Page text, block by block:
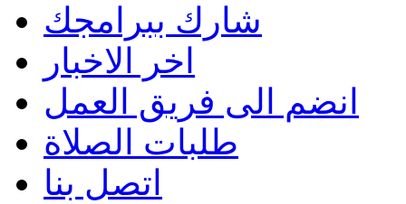
شارك ببرامجك
اخر الاخبار
انضم الى فريق العمل
طلبات الصلاة
اتصل بنا